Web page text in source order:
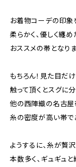
お着物コーデの印象
柔らかく、優しく纏
おススメの帯となりま
もちろん！見た目だ
触って頂くとスグに
他の西陣織の名古屋
糸の密度が高い帯で
ようするに、糸が贅
本数多く、ギュギュ